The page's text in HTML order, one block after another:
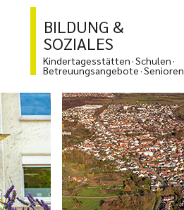
BILDUNG &
SOZIALES
Kindertagesstätten Schulen
Betreuungsangebote Senioren